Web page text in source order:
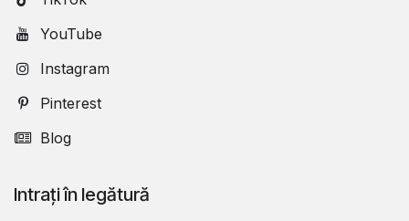
YouTube
Instagram
Pinterest
Blog
Intrați în legătură